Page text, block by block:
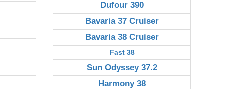
Dufour 390
Bavaria 37 Cruiser
Bavaria 38 Cruiser
Fast 38
Sun Odyssey 37.2
Harmony 38